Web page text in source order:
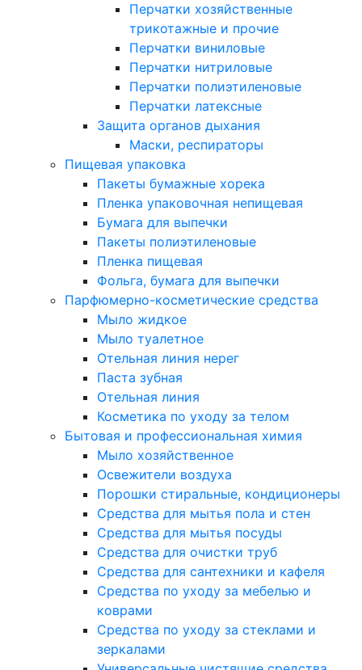
Перчатки хозяйственные
трикотажные и прочие
Перчатки виниловые
Перчатки нитриловые
Перчатки полиэтиленовые
Перчатки латексные
Защита органов дыхания
Маски, респираторы
Пищевая упаковка
Пакеты бумажные хорека
Пленка упаковочная непищевая
Бумага для выпечки
Пакеты полиэтиленовые
Пленка пищевая
Фольга, бумага для выпечки
Парфюмерно-косметические средства
Мыло жидкое
Мыло туалетное
Отельная линия нерег
Паста зубная
Отельная линия
Косметика по уходу за телом
Бытовая и профессиональная химия
Мыло хозяйственное
Освежители воздуха
Порошки стиральные, кондиционеры
Средства для мытья пола и стен
Средства для мытья посуды
Средства для очистки труб
Средства для сантехники и кафеля
Средства по уходу за мебелью и
коврами
Средства по уходу за стеклами и
зеркалами